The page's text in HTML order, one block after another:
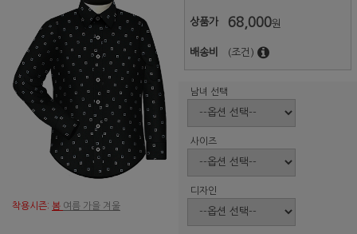
착용시즌: 봄 여름 가을 겨울
상품가 68,000원
배송비 (조건)
남녀 선택
사이즈
디자인